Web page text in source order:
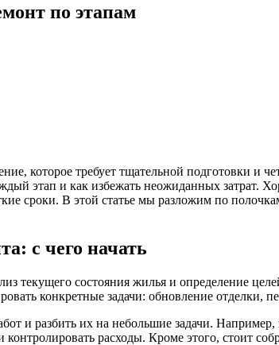
по этапам
которое требует тщательной подготовки и
этап и как избежать неожиданных затрат.
сроки. В этой статье мы разложим по
с чего начать
состояния жилья и определение
конкретные задачи: обновление отделки,
и разбить их на небольшие задачи.
контролировать расходы. Кроме этого, стоит